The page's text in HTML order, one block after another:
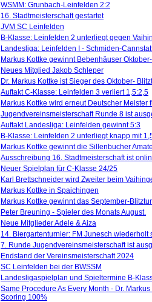
WSMM: Grunbach-Leinfelden 2:2
16. Stadtmeisterschaft gestartet
JVM SC Leinfelden
B-Klasse: Leinfelden 2 unterliegt gegen
Landesliga: Leinfelden I - Schmiden-
Markus Kottke gewinnt Bebenhäuser
Neues Mitglied Jakob Schleper
Dr. Markus Kottke ist Sieger des Oktober-
Auftakt C-Klasse: Leinfelden 3 verliert 1,5:2,5
Markus Kottke wird erneut Deutscher Meister
Jugendvereinsmeisterschaft Runde 8 ist
Auftakt Landesliga: Leinfelden gewinnt 5:3
B-Klasse: Leinfelden 2 unterliegt knapp mit
Markus Kottke gewinnt die Sillenbucher
Ausschreibung 16. Stadtmeisterschaft ist
Neuer Spielplan für C-Klasse 24/25
Karl Brettschneider wird Zweiter beim
Markus Kottke in Spaichingen
Markus Kottke gewinnt das September-
Peter Breuning - Spieler des Monats August.
Neue Mitglieder Adele & Aiza
14. Biergartenturnier: FM Junesch wiederholt
7. Runde Jugendvereinsmeisterschaft ist
Endstand der Vereinsmeisterschaft 2024
SC Leinfelden bei der BWSSM
Landesligaspielplan und Spieltermine B-
Same Procedure As Every Month - Dr.
Scoring 100%